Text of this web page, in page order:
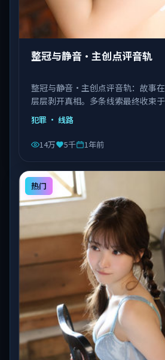
整冠与静音·主创点评音轨
整冠与静音·主创点评音轨：故事
层层剥开真相。多条线索最终收束
由陈凯歌执导，乔杉、沈腾、易烊千
品，类型为犯罪。
犯罪 · 线路
14万 5千 1年前
热门